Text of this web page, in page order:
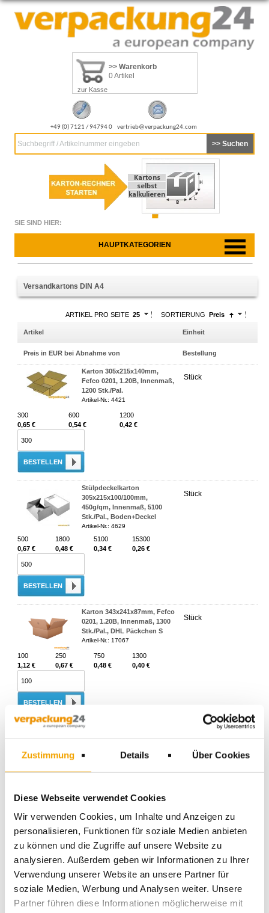
Zustimmung Details Über Cookies
Diese Webseite verwendet Cookies
Wir verwenden Cookies, um Inhalte und Anzeigen zu
personalisieren, Funktionen für soziale Medien anbieten
zu können und die Zugriffe auf unsere Website zu
analysieren. Außerdem geben wir Informationen zu Ihrer
Verwendung unserer Website an unsere Partner für
soziale Medien, Werbung und Analysen weiter. Unsere
Partner führen diese Informationen möglicherweise mit
>> Warenkorb
0 Artikel
zur Kasse
+49 (0) 7121 / 94794 0 vertrieb@verpackung24.com
Suchbegriff / Artikelnummer eingeben
SIE SIND HIER:
HAUPTKATEGORIEN
Versandkartons DIN A4
SORTIERUNG Preis
ARTIKEL PRO SEITE 25
Artikel Einheit
Preis in EUR bei Abnahme von Bestellung
Karton 305x215x140mm,
Fefco 0201, 1.20B, Innenmaß,
1200 Stk./Pal.
Artikel-Nr.: 4421
Stück
300 600
1200
0,65 €
0,54 € 0,42 €
BESTELLEN
Stülpdeckelkarton
305x215x100/100mm,
450g/qm, Innenmaß, 5100
Stk./Pal., Boden+Deckel
Artikel-Nr.: 4629
Stück
500 1800 5100
15300
0,67 €
0,48 € 0,34 € 0,26 €
BESTELLEN
Karton 343x241x87mm, Fefco
0201, 1.20B, Innenmaß, 1300
Stk./Pal., DHL Päckchen S
Artikel-Nr.: 17067
Stück
100 250 750
1300
1,12 €
0,67 € 0,48 € 0,40 €
BESTELLEN
Karton 345x245x70mm, Fefco
0201, 1.20B, Innenmaß, 900
Artikel-Nr.: 17070
100 250 500
900
BESTELLEN
Karton 305x215x215mm,
1000 Stk./Pal.
Artikel-Nr.: 4422
Stück
260 500
1000
1,63 €
1,17 €